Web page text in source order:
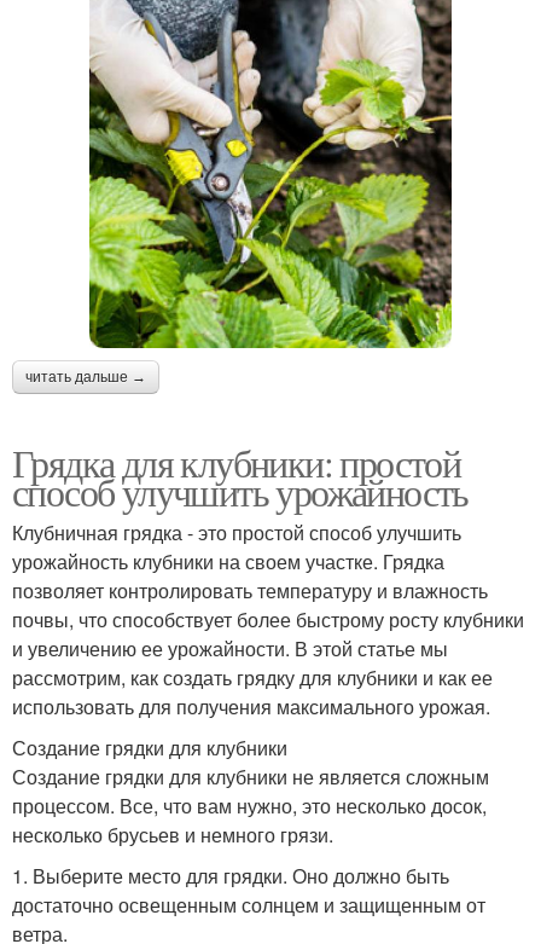
читать дальше →
Грядка для клубники: простой
способ улучшить урожайность
Клубничная грядка - это простой способ улучшить
урожайность клубники на своем участке. Грядка
позволяет контролировать температуру и влажность
почвы, что способствует более быстрому росту клубники
и увеличению ее урожайности. В этой статье мы
рассмотрим, как создать грядку для клубники и как ее
использовать для получения максимального урожая.
Создание грядки для клубники
Создание грядки для клубники не является сложным
процессом. Все, что вам нужно, это несколько досок,
несколько брусьев и немного грязи.
1. Выберите место для грядки. Оно должно быть
достаточно освещенным солнцем и защищенным от
ветра.